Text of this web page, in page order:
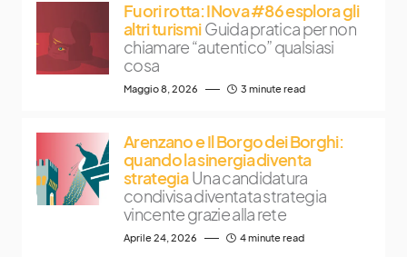
Fuori rotta: INova #86 esplora gli
altri turismi Guida pratica per non
chiamare “autentico” qualsiasi
cosa
Maggio 8, 2026 3 minute read
Arenzano e Il Borgo dei Borghi:
quando la sinergia diventa
strategia Una candidatura
condivisa diventata strategia
vincente grazie alla rete
Aprile 24, 2026 4 minute read